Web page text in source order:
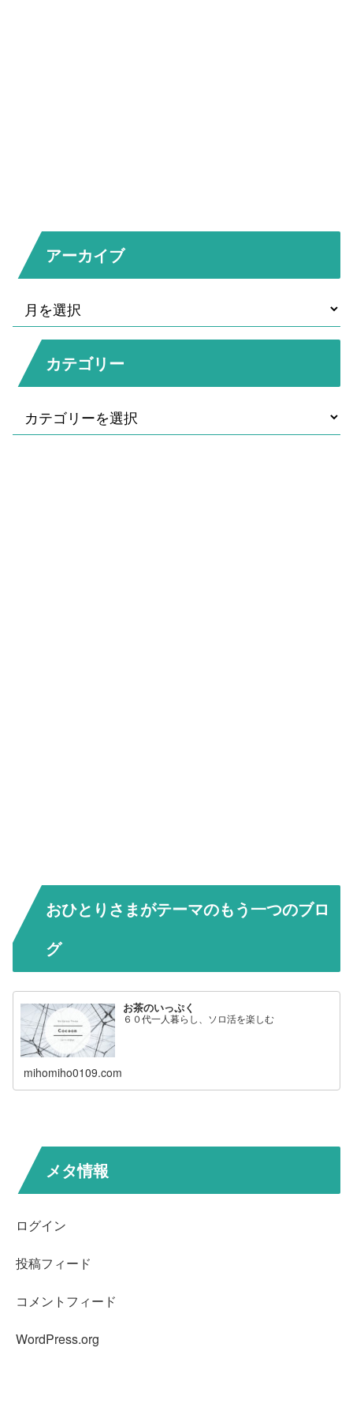
アーカイブ
カテゴリー
おひとりさまがテーマのもう一つのブロ
グ
お茶のいっぷく
６０代一人暮らし、ソロ活を楽しむ
mihomiho0109.com
メタ情報
ログイン
投稿フィード
コメントフィード
WordPress.org